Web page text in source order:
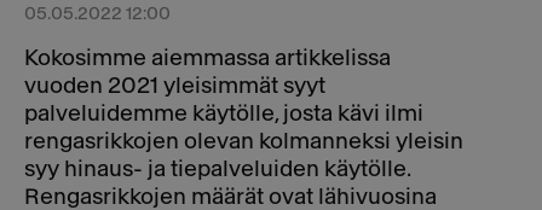
05.05.2022 12:00
Kokosimme aiemmassa artikkelissa
vuoden 2021 yleisimmät syyt
palveluidemme käytölle, josta kävi ilmi
rengasrikkojen olevan kolmanneksi yleisin
syy hinaus- ja tiepalveluiden käytölle.
Rengasrikkojen määrät ovat lähivuosina